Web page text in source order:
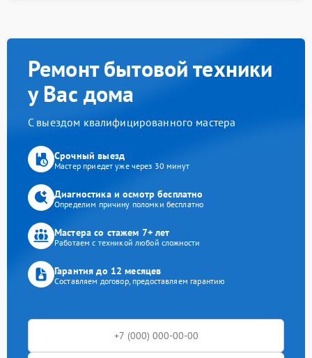
Ремонт бытовой техники
у Вас дома
С выездом квалифицированного мастера
Срочный выезд
Мастер приедет уже через 30 минут
Диагностика и осмотр бесплатно
Определим причину поломки бесплатно
Мастера со стажем 7+ лет
Работаем с техникой любой сложности
Гарантия до 12 месяцев
Составляем договор, предоставляем гарантию